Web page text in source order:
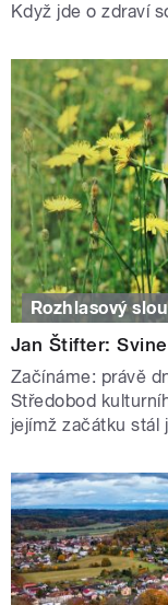
Když jde o zdraví
Rozhlasový
Jan Štifter:
Začínáme: právě
Středobod
jejímž začátku stál